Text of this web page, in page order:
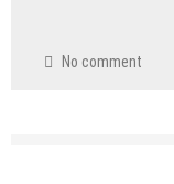
No comment